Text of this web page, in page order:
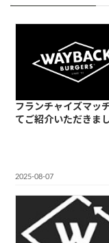
フランチャイズマッ
てご紹介いただきま
2025-08-07